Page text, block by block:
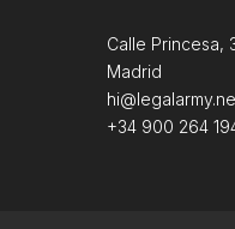
Calle Princesa,
Madrid
+34 900 264